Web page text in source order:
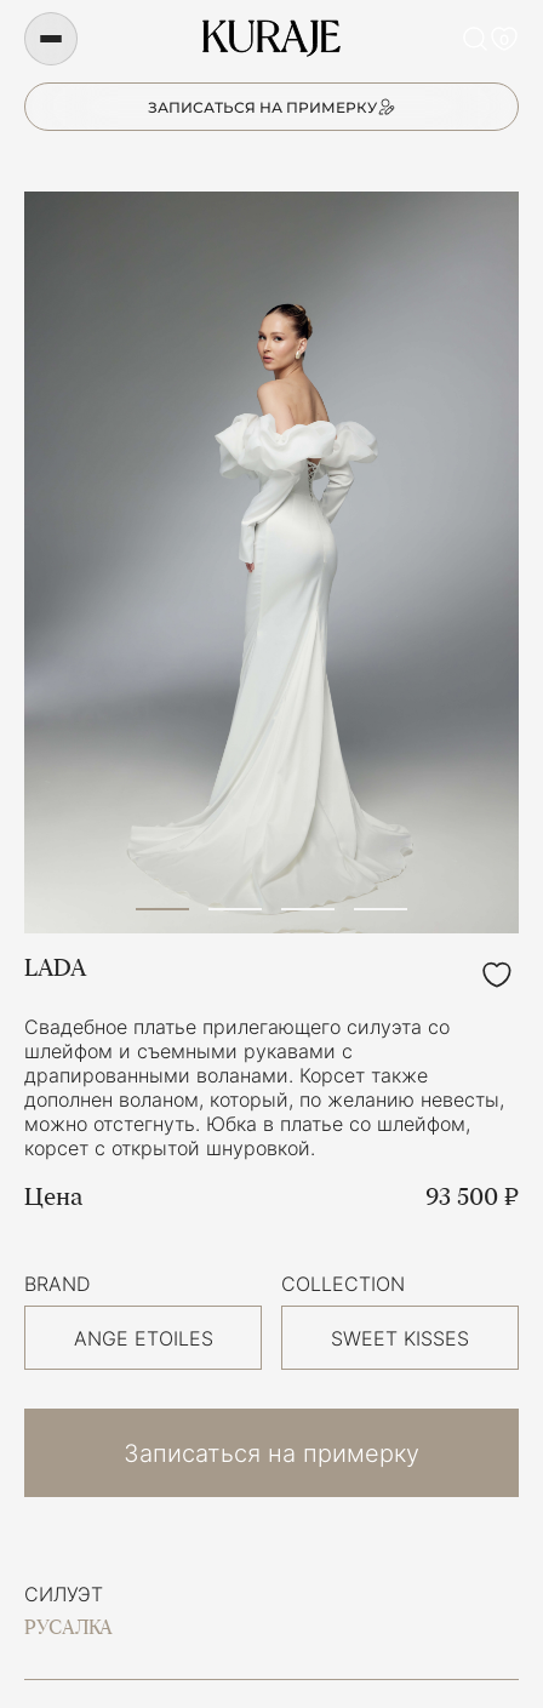
ЗАПИСАТЬСЯ НА ПРИМЕРКУ
СИЛУЭТ
РУСАЛКА
LADA
Свадебное платье прилегающего силуэта со
шлейфом и съемными рукавами с
драпированными воланами. Корсет также
дополнен воланом, который, по желанию невесты,
можно отстегнуть. Юбка в платье со шлейфом,
корсет с открытой шнуровкой.
Цена 93 500 ₽
BRAND
ANGE ETOILES
COLLECTION
SWEET KISSES
Записаться на примерку